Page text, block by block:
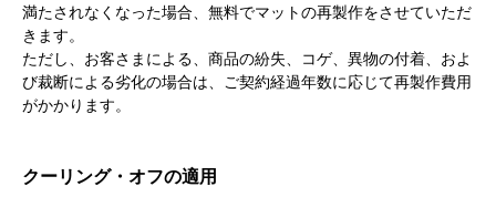
満たされなくなった場合、無料でマットの再製作をさせていただ
きます。
ただし、お客さまによる、商品の紛失、コゲ、異物の付着、およ
び裁断による劣化の場合は、ご契約経過年数に応じて再製作費用
がかかります。
クーリング・オフの適用